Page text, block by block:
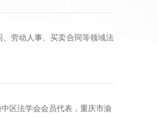
劳动人事、买卖合同等领域法
区法学会会员代表，重庆市渝